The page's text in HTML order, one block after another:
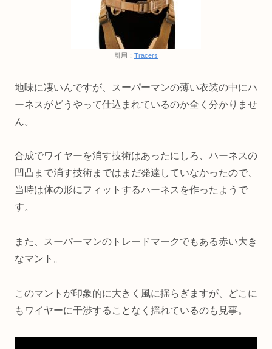
引用： Tracers
地味に凄いんですが、スーパーマンの薄い衣装の中にハ
ーネスがどうやって仕込まれているのか全く分かりませ
ん。
合成でワイヤーを消す技術はあったにしろ、ハーネスの
凹凸まで消す技術まではまだ発達していなかったので、
当時は体の形にフィットするハーネスを作ったようで
す。
また、スーパーマンのトレードマークでもある赤い大き
なマント。
このマントが印象的に大きく風に揺らぎますが、どこに
もワイヤーに干渉することなく揺れているのも見事。